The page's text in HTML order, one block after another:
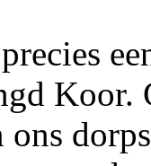
Koor.
ons